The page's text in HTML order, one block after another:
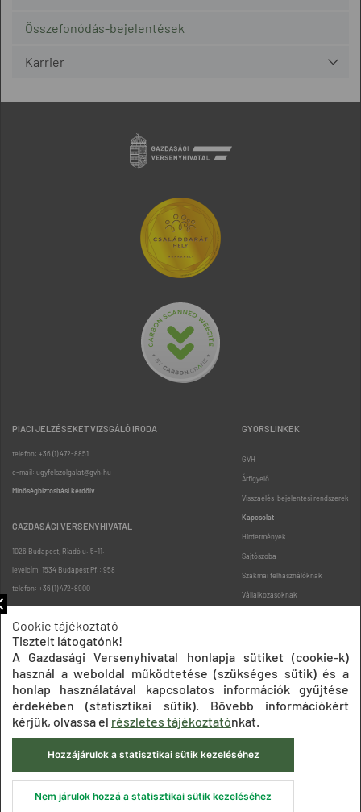
Összefonódás-bejelentések
Karrier
PIACI JELZÉSEKET VIZSGÁLÓ IRODA
telefon: +36 (1) 472-8851
e-mail: ugyfelszolgalat@gvh.hu
Minőségbiztosítási kérdőív
GAZDASÁGI VERSENYHIVATAL
1026 Budapest, Riadó u. 5-11.
levélcím: 1534 Budapest Pf.: 958
telefon: +36 (1) 472-8900
GYORSLINKEK
GVH
Árfigyelő
Visszaélés-bejelentési rendszerek
Kapcsolat
Hirdetmények
Sajtószoba
Szakmai felhasználóknak
Vállalkozásoknak
Oldaltérkép
Impresszum Adatkezelési tájékoztatók
Akadálymentesítési nyilatkozat
Közadatkereső
Süti beállítások ÁSZF
© 2020 Gazdasági Versenyhivatal
Cookie tájékoztató
Tisztelt látogatónk!
A Gazdasági Versenyhivatal honlapja sütiket (cookie-k)
használ a weboldal működtetése (szükséges sütik) és a
honlap használatával kapcsolatos információk gyűjtése
érdekében (statisztikai sütik). Bővebb információkért
kérjük, olvassa el részletes tájékoztatónkat.
Hozzájárulok a statisztikai sütik kezeléséhez
Nem járulok hozzá a statisztikai sütik kezeléséhez